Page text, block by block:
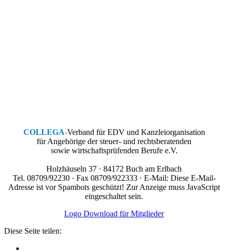
COLLEGA-Verband für EDV und Kanzleiorganisation
für Angehörige der steuer- und rechtsberatenden
sowie wirtschaftsprüfenden Berufe e.V.
Holzhäuseln 37 · 84172 Buch am Erlbach
Tel. 08709/92230 · Fax 08709/922333 · E-Mail: Diese E-Mail-
Adresse ist vor Spambots geschützt! Zur Anzeige muss JavaScript
eingeschaltet sein.
Logo Download für Mitglieder
Diese Seite teilen: